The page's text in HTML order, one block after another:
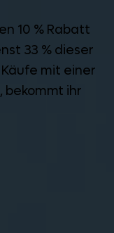
10 % Rabatt
33 % dieser
mit einer
bekommt ihr